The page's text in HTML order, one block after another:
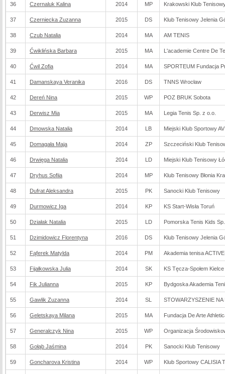
36 Czernaluk Kalina 2014 MP Krakowski Klub
37 Czerniecka Zuzanna 2015 DS Klub Tenisowy Jelenia
38 Czub Natalia 2014 MA AM TENIS
39 Ćwiklińska Barbara 2015 MA L'academie Centre De
40 Ćwil Zofia 2014 MA SPORTEUM Fundacja
41 Damanskaya Veranika 2016 DS TNNS Wrocław
42 Dereń Nina 2015 WP POZ BRUK Sobota
43 Derwisz Mia 2015 MA Legia Tenis Sp. z o.o.
44 Dmowska Natalia 2014 LB Miejski Klub Sportowy
45 Domagała Maja 2014 ZP Szczeciński Klub
46 Drwięga Natalia 2014 LD Miejski Klub Tenisowy
47 Dryhus Sofiia 2014 MP Klub Tenisowy Błonia
48 Dufrat Aleksandra 2015 PK Sanocki Klub Tenisowy
49 Durmowicz Iga 2014 KP KS Start-Wisła Toruń
50 Działak Natalia 2015 LD Pomorska Tenis Kids
51 Dzimidowicz Florentyna 2016 DS Klub Tenisowy Jelenia
52 Fąferek Matylda 2014 PM Akademia tenisa
53 Fijałkowska Julia 2014 SK KS Tęcza-Społem Kielce
54 Fik Julianna 2015 KP Bydgoska Akademia
55 Gawlik Zuzanna 2014 SL STOWARZYSZENIE
56 Geletskaya Milana 2015 MA Fundacja De Arte
57 Generalczyk Nina 2015 WP Organizacja
58 Gołąb Jaśmina 2014 PK Sanocki Klub Tenisowy
59 Goncharova Kristina 2014 WP Klub Sportowy CALISIA